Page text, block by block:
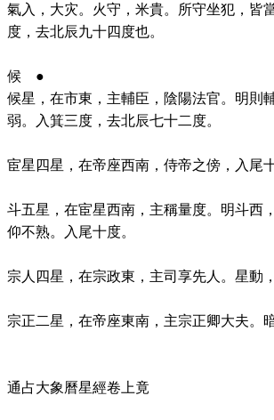
氣入，大灾。火守，米貴。所守坐犯，皆
度，去北辰九十四度也。
候 ●
候星，在市東，主輔臣，陰陽法官。明則
弱。入箕三度，去北辰七十二度。
宦星四星，在帝座西南，侍帝之傍，入尾
斗五星，在宦星西南，主稱量度。明斗西
仰不熟。入尾十度。
宗人四星，在宗政東，主司享先人。星動
宗正二星，在帝座東南，主宗正卿大夫。
通占大象曆星經卷上竟